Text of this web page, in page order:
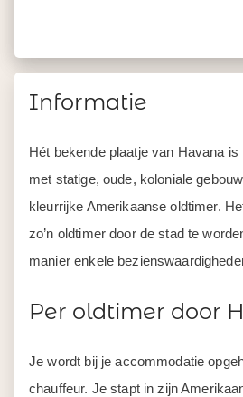
Informatie
Hét bekende plaatje van Havana
met statige, oude, koloniale
kleurrijke Amerikaanse oldtimer.
zo’n oldtimer door de stad te
manier enkele
Per oldtimer door
Je wordt bij je accommodatie
chauffeur. Je stapt in zijn